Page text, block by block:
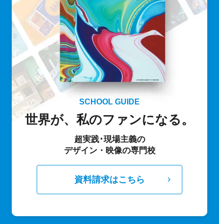
SCHOOL GUIDE
世界が、私のファンになる。
超実践･現場主義の
デザイン・映像の専門校
資料請求はこちら